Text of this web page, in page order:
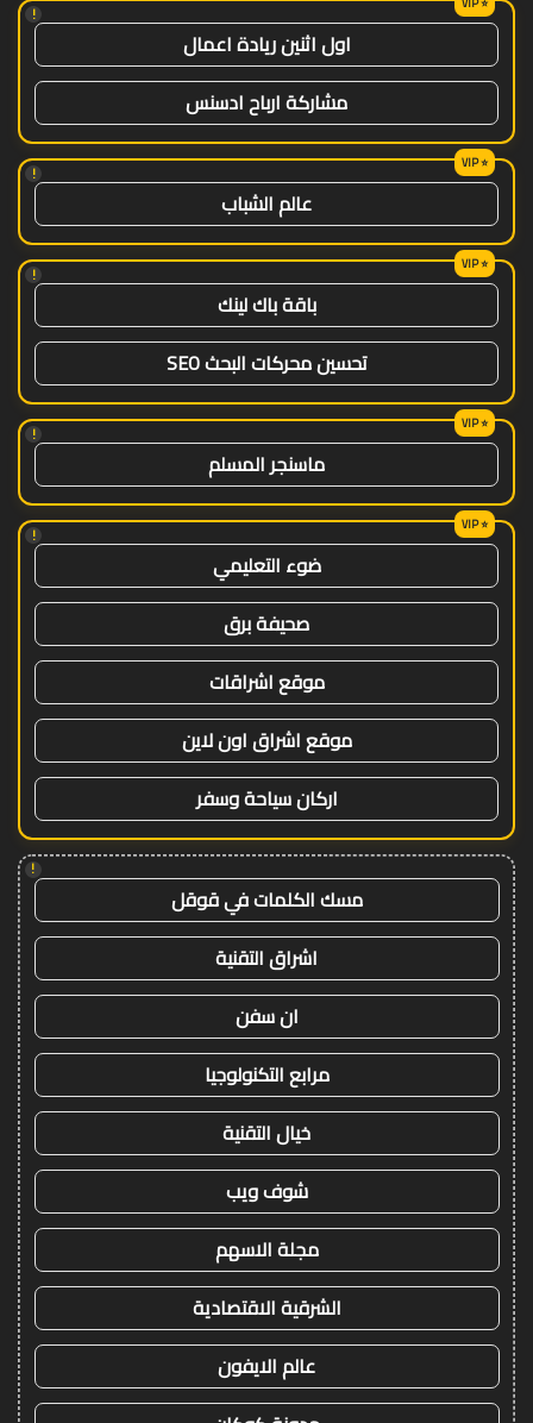
!
اول اثنين ريادة اعمال
مشاركة ارباح ادسنس
!
عالم الشباب
!
باقة باك لينك
تحسين محركات البحث SEO
!
ماسنجر المسلم
!
ضوء التعليمي
صحيفة برق
موقع اشراقات
موقع اشراق اون لاين
اركان سياحة وسفر
!
مسك الكلمات في قوقل
اشراق التقنية
ان سفن
مرابع التكنولوجيا
خيال التقنية
شوف ويب
مجلة الاسهم
الشرقية الاقتصادية
عالم الايفون